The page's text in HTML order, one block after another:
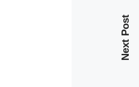
Next Post